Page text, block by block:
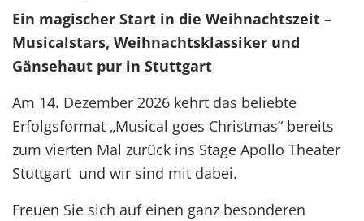
Ein magischer Start in die Weihnachtszeit –
Musicalstars, Weihnachtsklassiker und
Gänsehaut pur in Stuttgart
Am 14. Dezember 2026 kehrt das beliebte
Erfolgsformat „Musical goes Christmas“ bereits
zum vierten Mal zurück ins Stage Apollo Theater
Stuttgart und wir sind mit dabei.
Freuen Sie sich auf einen ganz besonderen